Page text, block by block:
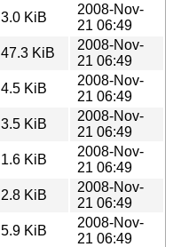
3.0 KiB
2008-Nov-
21 06:49
47.3 KiB
2008-Nov-
21 06:49
4.5 KiB
2008-Nov-
21 06:49
3.5 KiB
2008-Nov-
21 06:49
1.6 KiB
2008-Nov-
21 06:49
2.8 KiB
2008-Nov-
21 06:49
5.9 KiB
2008-Nov-
21 06:49